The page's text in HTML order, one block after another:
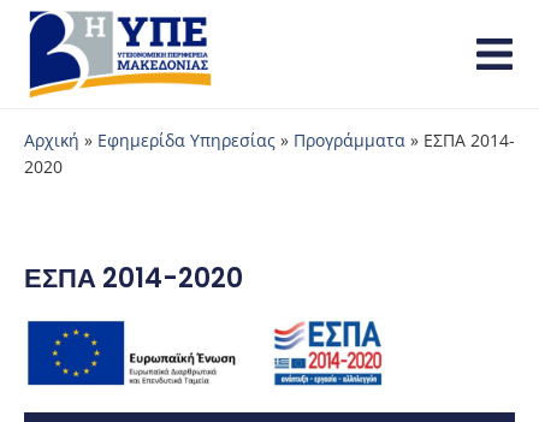
Αρχική » Εφημερίδα Υπηρεσίας » Προγράμματα » ΕΣΠΑ 2014-
2020
ΕΣΠΑ 2014-2020